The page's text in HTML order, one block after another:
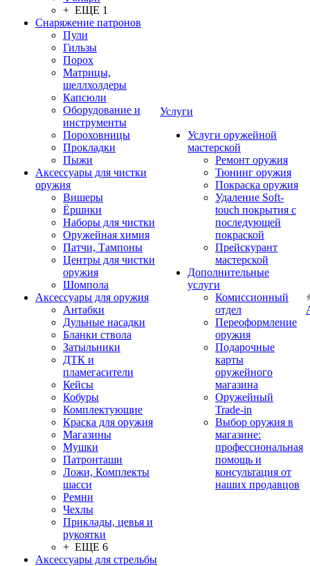
+ ЕЩЕ 1
Снаряжение патронов
Пули
Гильзы
Порох
Матрицы,
шеллхолдеры
Капсюли
Оборудование и
инструменты
Пороховницы
Прокладки
Пыжи
Аксессуары для чистки
оружия
Вишеры
Ёршики
Наборы для чистки
Оружейная химия
Патчи, Тампоны
Центры для чистки
оружия
Шомпола
Аксессуары для оружия
Антабки
Дульные насадки
Бланки ствола
Затыльники
ДТК и
пламегасители
Кейсы
Кобуры
Комплектующие
Краска для оружия
Магазины
Мушки
Патронташи
Ложи, Комплекты
шасси
Ремни
Чехлы
Приклады, цевья и
рукоятки
+ ЕЩЕ 6
Аксессуары для стрельбы
Услуги
Услуги оружейной
мастерской
Ремонт оружия
Тюнинг оружия
Покраска оружия
Удаление Soft-
touch покрытия с
последующей
покраской
Прейскурант
мастерской
Дополнительные
услуги
Комиссионный
отдел
Переоформление
оружия
Подарочные
карты
оружейного
магазина
Оружейный
Trade-in
Выбор оружия в
магазине:
профессиональная
помощь и
консультация от
наших продавцов